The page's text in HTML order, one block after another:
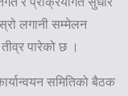
लगानी सम्मेलन
पारेको छ ।
समितिको बैठक